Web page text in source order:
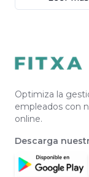
Optimiza la
empleados con
online.
Descarga